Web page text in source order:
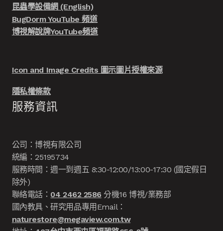
昆蟲學設備網 (English)
BugDorm YouTube 頻道
博視解說牌YouTube頻道
Icon and Image Credits 圖示圖片授權來源
隱私權條款
服務資訊
公司：博視有限公司
統編：25195734
服務時間：週一到週五 8:30-12:00/13:00-17:30 (國定假日
除外)
聯絡電話： 04 2462 2586分機16 博視/業務部
國內教具、研究用品專用Email：
naturestore@megaview.com.tw